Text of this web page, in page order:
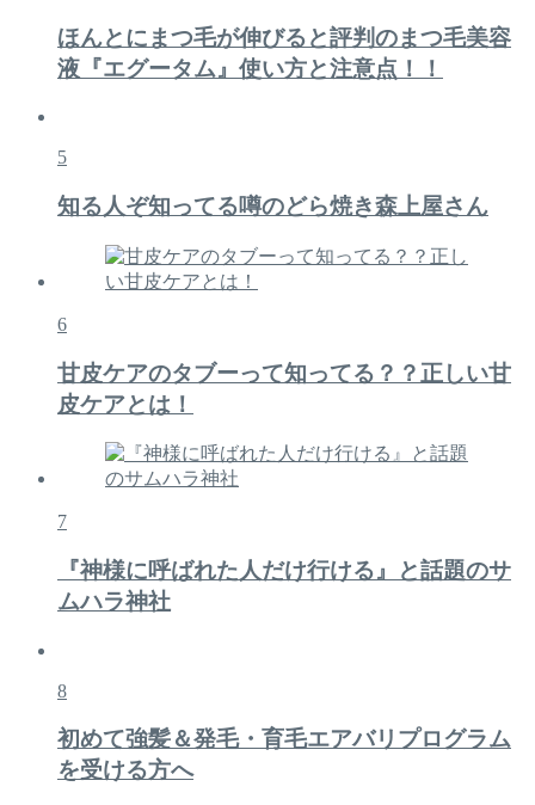
ほんとにまつ毛が伸びると評判のまつ毛美容
液『エグータム』使い方と注意点！！
5
知る人ぞ知ってる噂のどら焼き森上屋さん
6
甘皮ケアのタブーって知ってる？？正しい甘
皮ケアとは！
7
『神様に呼ばれた人だけ行ける』と話題のサ
ムハラ神社
8
初めて強髪＆発毛・育毛エアバリプログラム
を受ける方へ